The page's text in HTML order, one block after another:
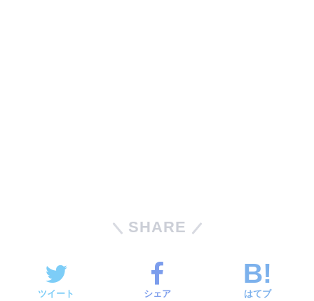
SHARE
ツイート シェア はてブ